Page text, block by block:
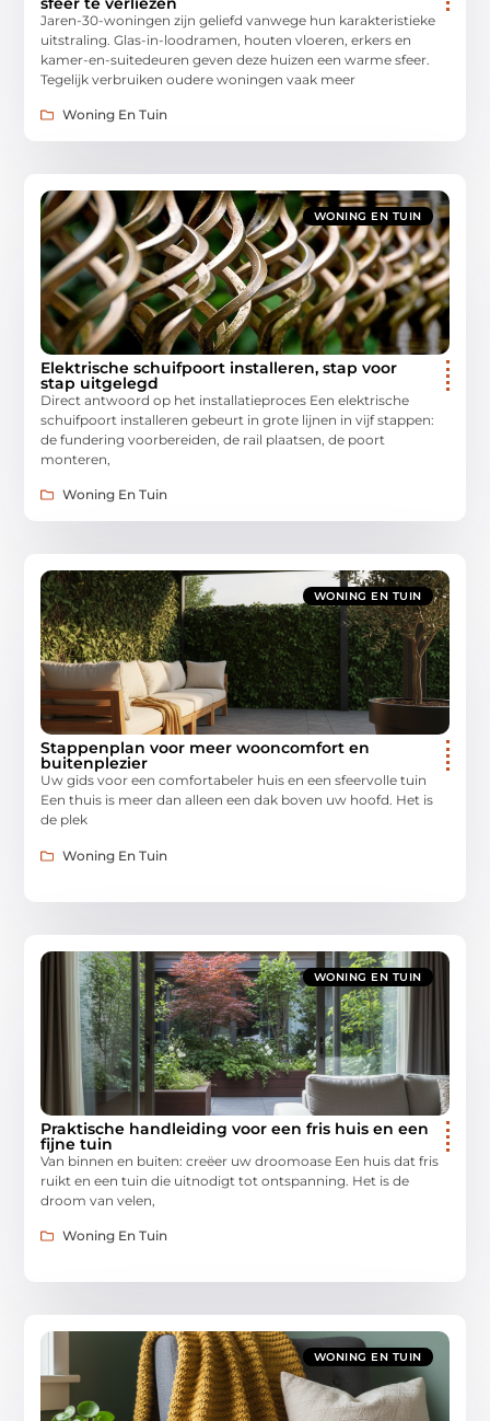
Jaren-30-woningen zijn geliefd vanwege hun karakteristieke
uitstraling. Glas-in-loodramen, houten vloeren, erkers en
kamer-en-suitedeuren geven deze huizen een warme sfeer.
Tegelijk verbruiken oudere woningen vaak meer
Woning En Tuin
WONING EN TUIN
Elektrische schuifpoort installeren, stap voor
stap uitgelegd
Direct antwoord op het installatieproces Een elektrische
schuifpoort installeren gebeurt in grote lijnen in vijf stappen:
de fundering voorbereiden, de rail plaatsen, de poort
monteren,
Woning En Tuin
WONING EN TUIN
Stappenplan voor meer wooncomfort en
buitenplezier
Uw gids voor een comfortabeler huis en een sfeervolle tuin
Een thuis is meer dan alleen een dak boven uw hoofd. Het is
de plek
Woning En Tuin
WONING EN TUIN
Praktische handleiding voor een fris huis en een
fijne tuin
Van binnen en buiten: creëer uw droomoase Een huis dat fris
ruikt en een tuin die uitnodigt tot ontspanning. Het is de
droom van velen,
Woning En Tuin
WONING EN TUIN